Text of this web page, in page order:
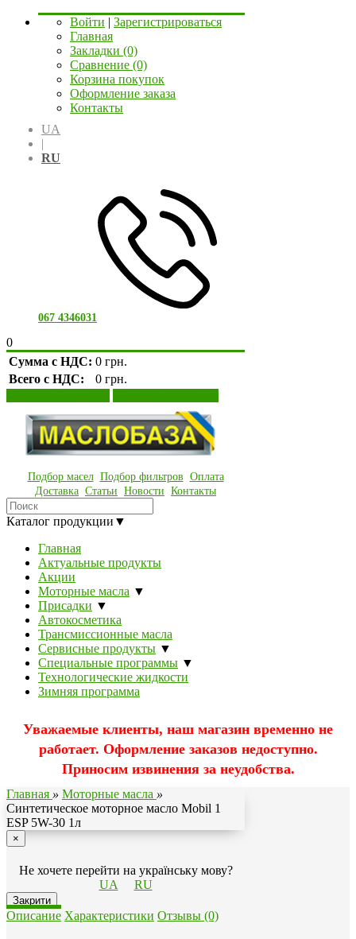
Войти | Зарегистрироваться
Главная
Закладки (0)
Сравнение (0)
Корзина покупок
Оформление заказа
Контакты
UA
|
RU
067 4346031
0
Сумма с НДС: 0 грн.
Всего с НДС:
0 грн.
Подбор масел Подбор фильтров Оплата
Доставка Статьи Новости Контакты
Каталог продукции ▼
Главная
Актуальные продукты
Акции
Моторные масла ▼
Присадки ▼
Автокосметика
Трансмиссионные масла
Сервисные продукты ▼
Специальные программы ▼
Технологические жидкости
Зимняя программа
Уважаемые клиенты, наш магазин временно не
работает. Оформление заказов недоступно.
Приносим извинения за неудобства.
Главная » Моторные масла »
Синтетическое моторное масло Mobil 1
ESP 5W-30 1л
×
Не хочете перейти на українську мову?
UA
RU
Закрити
Описание Характеристики Отзывы (0)